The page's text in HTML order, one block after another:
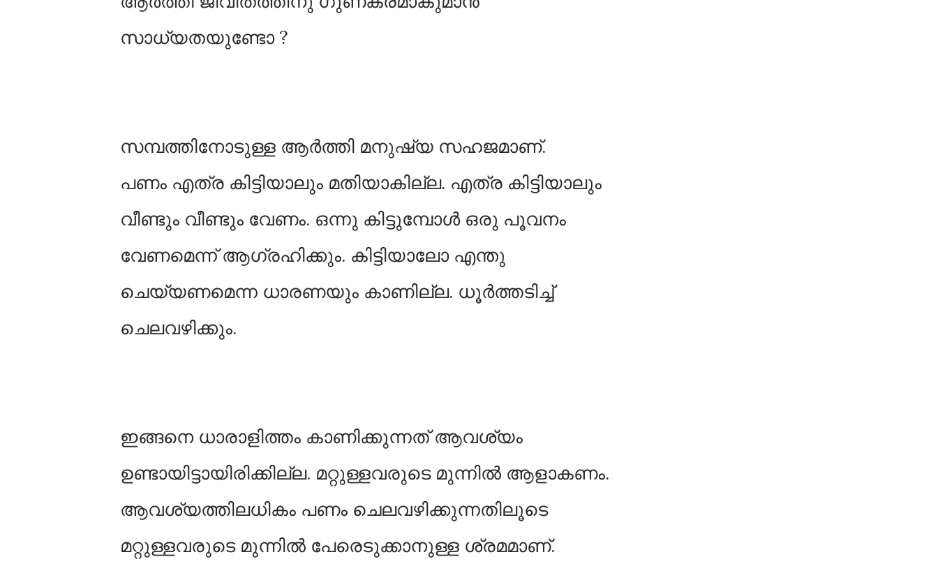
സാധ്യതയുണ്ടോ ?
സമ്പത്തിനോടുള്ള ആർത്തി മനുഷ്യ സഹജമാണ്.
പണം എത്ര കിട്ടിയാലും മതിയാകില്ല. എത്ര കിട്ടിയാലും
വീണ്ടും വീണ്ടും വേണം. ഒന്നു കിട്ടുമ്പോൾ ഒരു പൂവനം
വേണമെന്ന് ആഗ്രഹിക്കും. കിട്ടിയാലോ എന്തു
ചെയ്യണമെന്ന ധാരണയും കാണില്ല. ധൂർത്തടിച്ച്
ചെലവഴിക്കും.
ഇങ്ങനെ ധാരാളിത്തം കാണിക്കുന്നത് ആവശ്യം
ഉണ്ടായിട്ടായിരിക്കില്ല. മറ്റുള്ളവരുടെ മുന്നിൽ ആളാകണം.
ആവശ്യത്തിലധികം പണം ചെലവഴിക്കുന്നതിലൂടെ
മറ്റുള്ളവരുടെ മുന്നിൽ പേരെടുക്കാനുള്ള ശ്രമമാണ്.